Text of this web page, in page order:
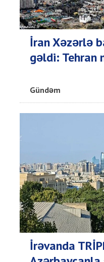
İran Xəzərlə
gəldi: Tehran
Gündəm
İrəvanda